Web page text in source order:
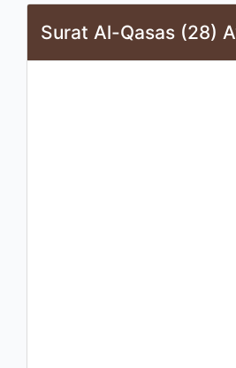
Surat Al-Qasas (28)